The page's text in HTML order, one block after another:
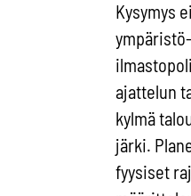
Kysymys
ajattelun
kylmä
järki.
fyysiset